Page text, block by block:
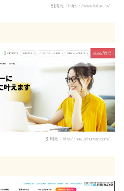
引用元：https://www.hal.ac.jp/
引用元：http://haa.athuman.com/